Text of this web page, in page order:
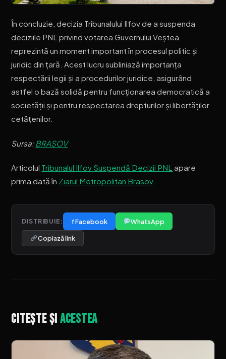
În concluzie, decizia Tribunalului Ilfov de a suspenda
deciziile PNL privind votarea Guvernului Veștea
reprezintă un moment important în procesul politic și
juridic din țară. Acest lucru subliniază importanța
respectării legii și a procedurilor juridice, asigurând
astfel o bază solidă pentru funcționarea democratică a
societății și pentru respectarea drepturilor și libertăților
cetățenilor.
Sursa: BRASOV
Articolul Tribunalul Ilfov Suspendă Decizii PNL apare
prima dată în Ziarul Metropolitan Brasov.
DISTRIBUIE: f Facebook WhatsApp
Copiază link
Citește șiacestea